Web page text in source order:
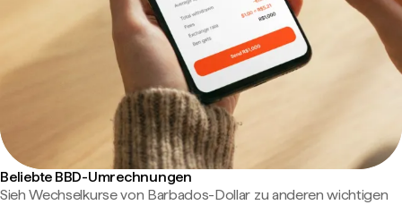
Beliebte BBD-Umrechnungen
Sieh Wechselkurse von Barbados-Dollar zu anderen wichtigen